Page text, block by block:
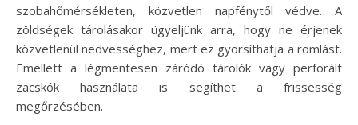
szobahőmérsékleten, közvetlen napfénytől védve. A
zöldségek tárolásakor ügyeljünk arra, hogy ne érjenek
közvetlenül nedvességhez, mert ez gyorsíthatja a romlást.
Emellett a légmentesen záródó tárolók vagy perforált
zacskók használata is segíthet a frissesség
megőrzésében.